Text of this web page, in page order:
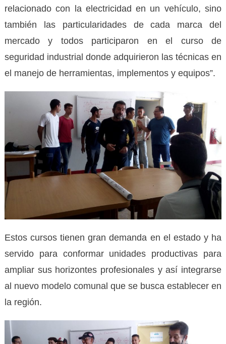
relacionado con la electricidad en un vehículo, sino
también las particularidades de cada marca del
mercado y todos participaron en el curso de
seguridad industrial donde adquirieron las técnicas en
el manejo de herramientas, implementos y equipos”.
Estos cursos tienen gran demanda en el estado y ha
servido para conformar unidades productivas para
ampliar sus horizontes profesionales y así integrarse
al nuevo modelo comunal que se busca establecer en
la región.